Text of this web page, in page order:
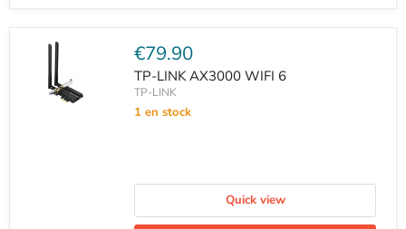
Current
price
€79.90
TP-LINK AX3000 WIFI 6
TP-LINK
1 en stock
Quick view